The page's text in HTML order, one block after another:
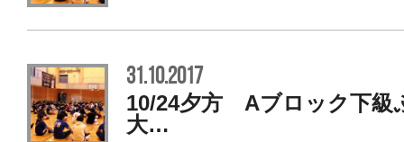
31.10.2017
10/24夕方 Aブロック下級
大…